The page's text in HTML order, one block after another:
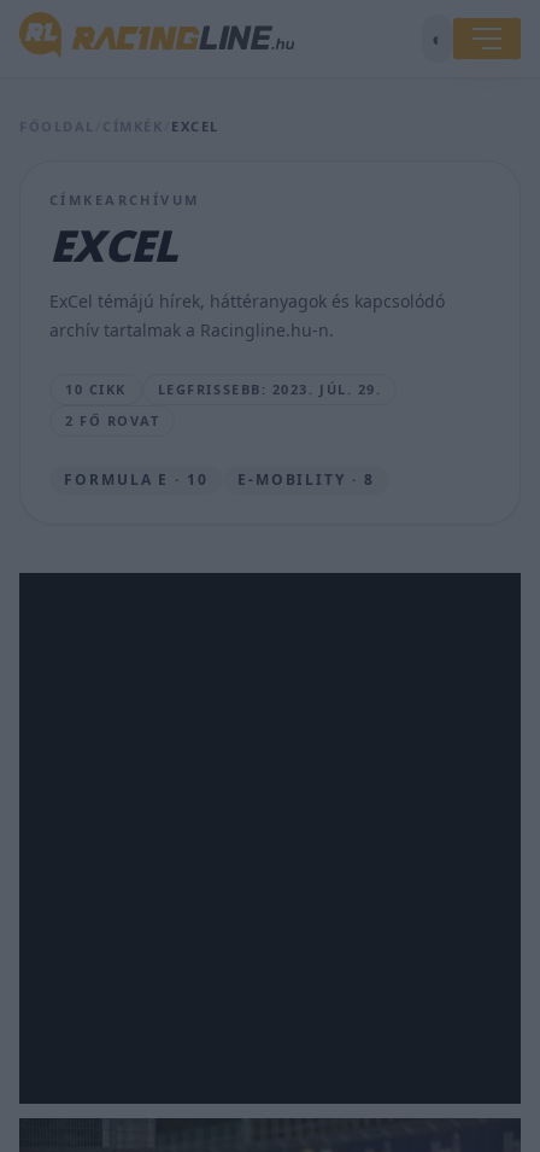
◐
FŐOLDAL CÍMKÉK EXCEL
CÍMKEARCHÍVUM
EXCEL
ExCel témájú hírek, háttéranyagok és kapcsolódó
archív tartalmak a Racingline.hu-n.
10 CIKK
LEGFRISSEBB: 2023. JÚL. 29.
2 FŐ ROVAT
FORMULA E · 10 E-MOBILITY · 8
Maratoni
az
Andretti
pilótája
a
világbajnok!
2023.